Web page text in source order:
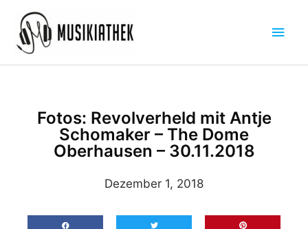
Inhalt
springen
Fotos: Revolverheld mit Antje
Schomaker – The Dome
Oberhausen – 30.11.2018
Dezember 1, 2018